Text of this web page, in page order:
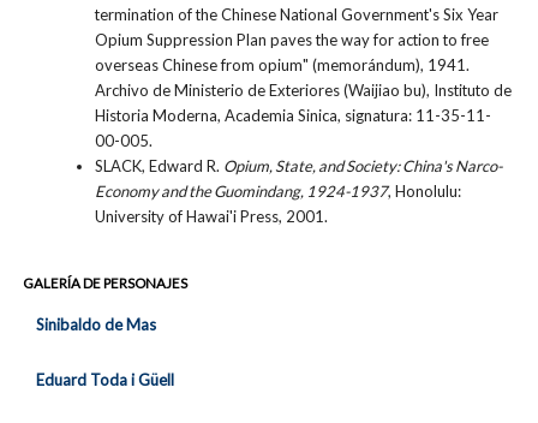
termination of the Chinese National Government's Six Year
Opium Suppression Plan paves the way for action to free
overseas Chinese from opium" (memorándum), 1941.
Archivo de Ministerio de Exteriores (Waijiao bu), Instituto de
Historia Moderna, Academia Sinica, signatura: 11-35-11-
00-005.
SLACK, Edward R. Opium, State, and Society: China's Narco-
Economy and the Guomindang, 1924-1937, Honolulu:
University of Hawai'i Press, 2001.
GALERÍA DE PERSONAJES
Sinibaldo de Mas
Eduard Toda i Güell